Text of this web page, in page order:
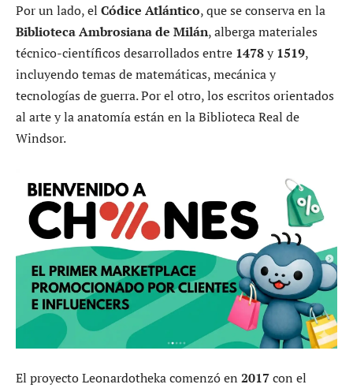
Por un lado, el Códice Atlántico, que se conserva en la
Biblioteca Ambrosiana de Milán, alberga materiales
técnico-científicos desarrollados entre 1478y1519,
incluyendo temas de matemáticas, mecánica y
tecnologías de guerra. Por el otro, los escritos orientados
al arte y la anatomía están en la Biblioteca Real de
Windsor.
El proyecto Leonardotheka comenzó en 2017con el